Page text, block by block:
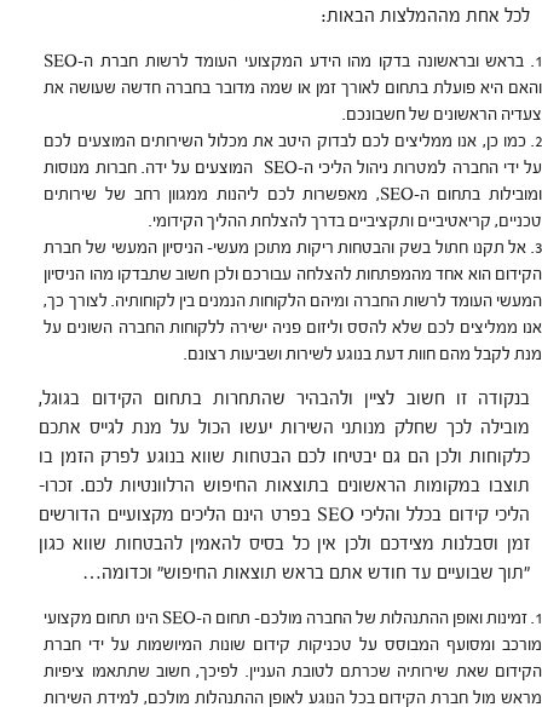
לכל אחת מההמלצות הבאות:
בראש ובראשונה בדקו מהו הידע המקצועי העומד לרשות חברת ה-SEO
והאם היא פועלת בתחום לאורך זמן או שמה מדובר בחברה חדשה שעושה את
צעדיה הראשונים של חשבונכם.
כמו כן, אנו ממליצים לכם לבדוק היטב את מכלול השירותים המוצעים לכם
על ידי החברה למטרות ניהול הליכי ה-SEO המוצעים על ידה. חברות מנוסות
ומובילות בתחום ה-SEO, מאפשרות לכם ליהנות ממגוון רחב של שירותים
טכניים, קריאטיביים ותקציביים בדרך להצלחת ההליך הקידומי.
אל תקנו חתול בשק והבטחות ריקות מתוכן מעשי- הניסיון המעשי של חברת
הקידום הוא אחד מהמפתחות להצלחה עבורכם ולכן חשוב שתבדקו מהו הניסיון
המעשי העומד לרשות החברה ומיהם הלקוחות הנמנים בין לקוחותיה. לצורך כך,
אנו ממליצים לכם שלא להסס וליזום פניה ישירה ללקוחות החברה השונים על
מנת לקבל מהם חוות דעת בנוגע לשירות ושביעות רצונם.
בנקודה זו חשוב לציין ולהבהיר שהתחרות בתחום הקידום בגוגל,
מובילה לכך שחלק מנותני השירות יעשו הכול על מנת לגייס אתכם
כלקוחות ולכן הם גם יבטיחו לכם הבטחות שווא בנוגע לפרק הזמן בו
תוצבו במקומות הראשונים בתוצאות החיפוש הרלוונטיות לכם. זכרו-
הליכי קידום בכלל והליכי SEO בפרט הינם הליכים מקצועיים הדורשים
זמן וסבלנות מצידכם ולכן אין כל בסיס להאמין להבטחות שווא כגון
"תוך שבועיים עד חודש אתם בראש תוצאות החיפוש" וכדומה…
זמינות ואופן ההתנהלות של החברה מולכם- תחום ה-SEO הינו תחום מקצועי
מורכב ומסועף המבוסס על טכניקות קידום שונות המיושמות על ידי חברת
הקידום שאת שירותיה שכרתם לטובת העניין. לפיכך, חשוב שתתאמו ציפיות
מראש מול חברת הקידום בכל הנוגע לאופן ההתנהלות מולכם, למידת השירות